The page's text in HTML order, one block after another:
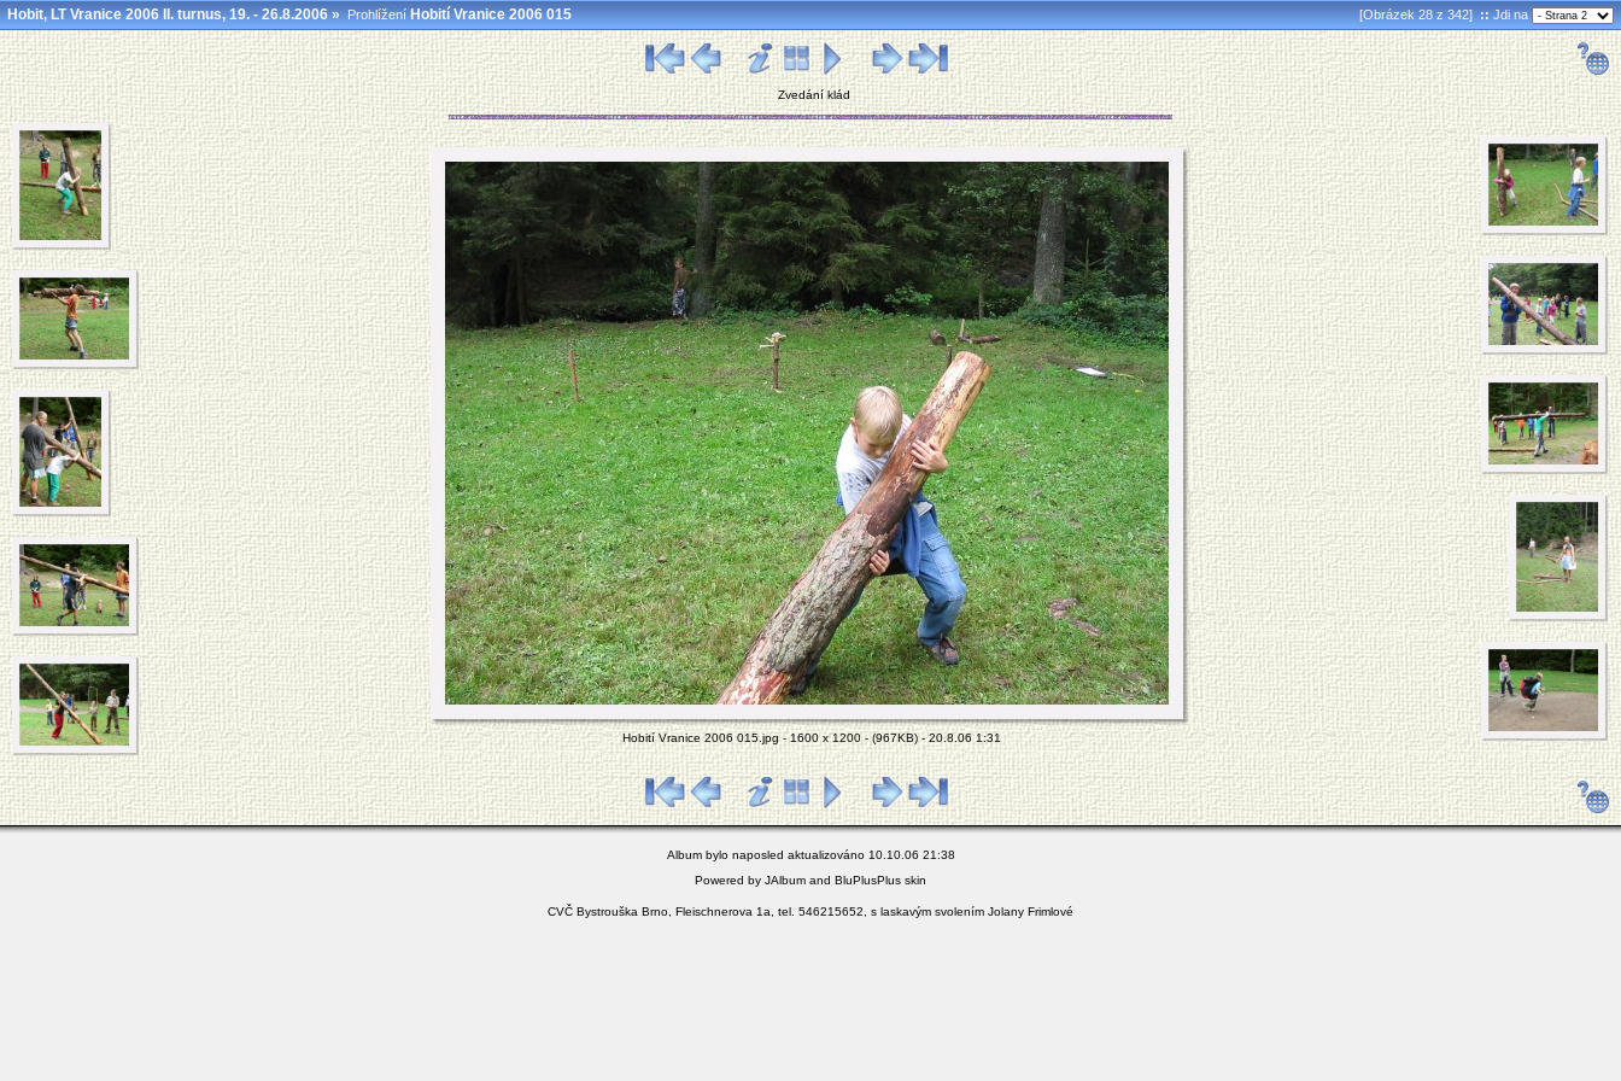
Hobit, LT Vranice 2006 II. turnus, 19. - 26.8.2006»ProhlíženíHobití Vranice 2006 015 [Obrázek 28 z 342] ::Jdi na
Zvedání klád
Hobití Vranice 2006 015.jpg - 1600 x 1200 - (967KB) - 20.8.06 1:31
Album bylo naposled aktualizováno 10.10.06 21:38
Powered by JAlbum and BluPlusPlus skin
CVČ Bystrouška Brno, Fleischnerova 1a, tel. 546215652, s laskavým svolením Jolany Frimlové